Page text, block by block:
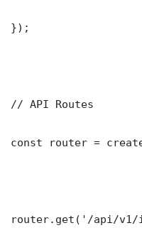
});
// API Routes
const router =
router.get('/api/v1/